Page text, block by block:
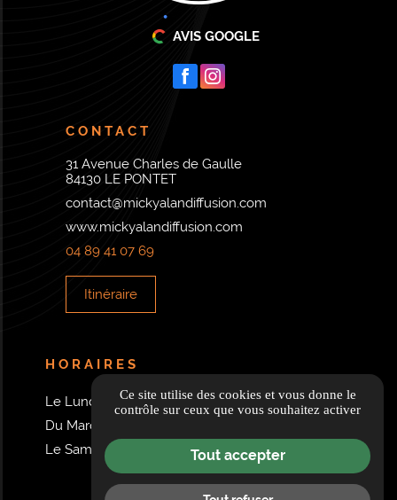
AVIS GOOGLE
CONTACT
31 Avenue Charles de Gaulle
84130 LE PONTET
contact@mickyalandiffusion.com
www.mickyalandiffusion.com
04 89 41 07 69
Itinéraire
HORAIRES
Le Lundi de 14H à 19H
Du Mardi au Vendredi de 9H à 12H et de 14H à 19H
Le Samedi de 9H à 12H et de 14H à 18H
Ce site utilise des cookies et vous donne le
contrôle sur ceux que vous souhaitez activer
Tout accepter